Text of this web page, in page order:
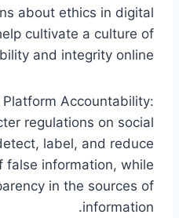
about ethics in digital
cultivate a culture of
and integrity online.
Accountability:
regulations on social
label, and reduce
false information, while
in the sources of
information.